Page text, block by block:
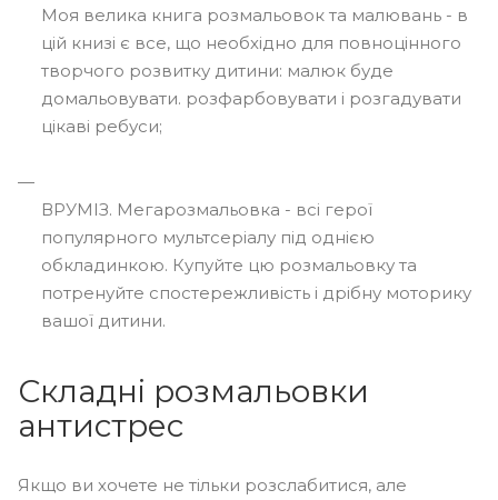
Моя велика книга розмальовок та малювань - в
цій книзі є все, що необхідно для повноцінного
творчого розвитку дитини: малюк буде
домальовувати. розфарбовувати і розгадувати
цікаві ребуси;
ВРУМІЗ. Мегарозмальовка - всі герої
популярного мультсеріалу під однією
обкладинкою. Купуйте цю розмальовку та
потренуйте спостережливість і дрібну моторику
вашої дитини.
Складні розмальовки
антистрес
Якщо ви хочете не тільки розслабитися, але